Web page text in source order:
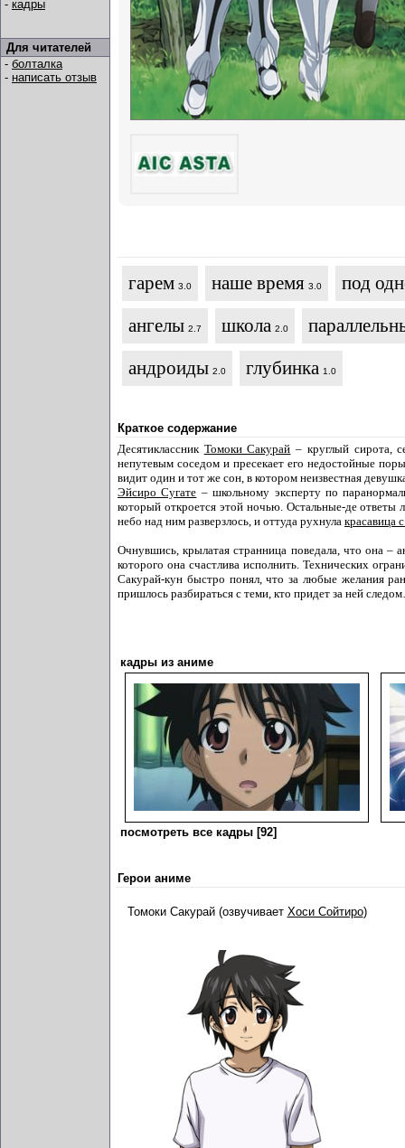
- кадры
Для читателей
- болталка
- написать отзыв
гарем 3.0 наше время 3.0
под
ангелы 2.7 школа 2.0
андроиды 2.0 глубинка 1.0
Краткое содержание
Десятиклассник Томоки Сакурай – круглый сирота,
непутевым соседом и пресекает его недостойные
видит один и тот же сон, в котором неизвестная
Эйсиро Сугате – школьному эксперту по
который откроется этой ночью. Остальные-де ответы
небо над ним разверзлось, и оттуда рухнула красавица
Очнувшись, крылатая странница поведала, что она
которого она счастлива исполнить. Технических
Сакурай-кун быстро понял, что за любые желания
пришлось разбираться с теми, кто придет за ней
кадры из аниме
посмотреть все кадры [92]
Герои аниме
Томоки Сакурай (озвучивает Хоси Сойтиро)